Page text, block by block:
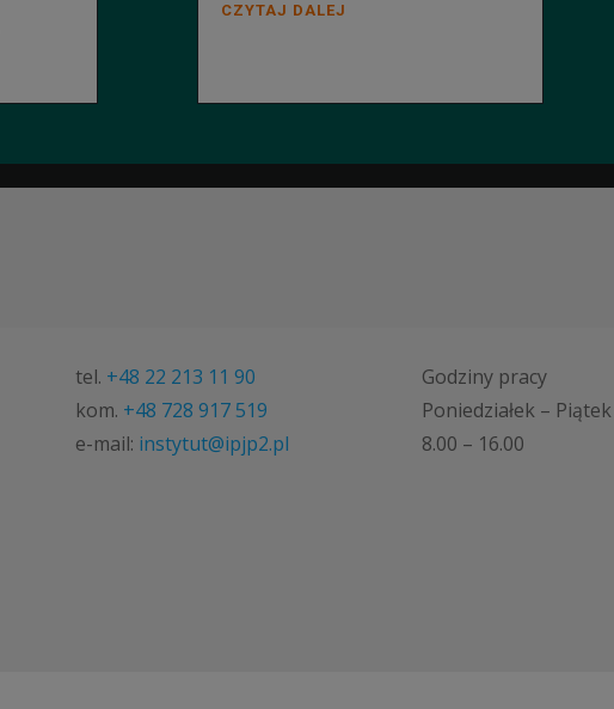
CZYTAJ DALEJ
tel. +48 22 213 11 90
kom. +48 728 917 519
e-mail: instytut@ipjp2.pl
Godziny pracy
Poniedziałek – Piątek
8.00 – 16.00